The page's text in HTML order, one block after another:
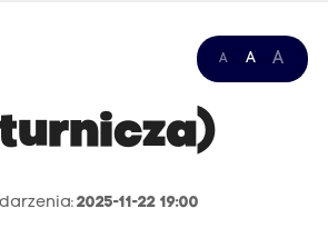
A A A
2025-11-22 19:00